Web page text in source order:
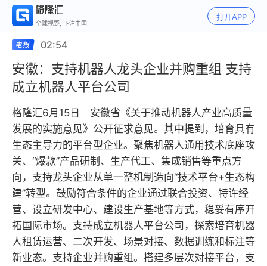
全球视野, 下注中国
打开APP
02:54
安徽：支持机器人龙头企业并购重组 支持
成立机器人平台公司
格隆汇6月15日｜安徽省《关于推动机器人产业高质量
发展的实施意见》公开征求意见。其中提到，培育具有
生态主导力的平台型企业。聚焦机器人通用技术底座攻
关、“爆款”产品研制、生产代工、集成销售等重点方
向，支持龙头企业从单一整机制造向“技术平台+生态构
建”转型。鼓励符合条件的企业通过联合投资、特许经
营、设立研发中心、建设生产基地等方式，稳妥有序开
拓国际市场。支持成立机器人平台公司，探索培育机器
人租赁运营、二次开发、场景对接、数据训练和标注等
新业态。支持企业并购重组。搭建多层次对接平台，支